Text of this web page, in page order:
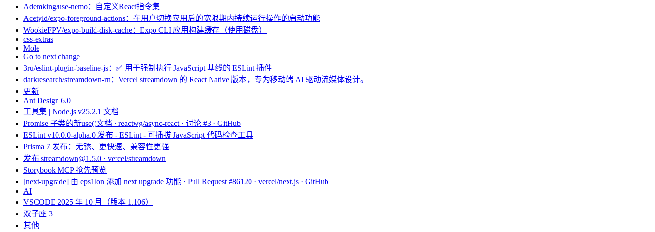
Ademking/use-nemo：自定义React指令集
Acetyld/expo-foreground-actions：在用户切换应用后的宽限期内持续运行操作的启动功能
WookieFPV/expo-build-disk-cache：Expo CLI 应用构建缓存（使用磁盘）
css-extras
Mole
Go to next change
3ru/eslint-plugin-baseline-js：✅ 用于强制执行 JavaScript 基线的 ESLint 插件
darkresearch/streamdown-rn：Vercel streamdown 的 React Native 版本，专为移动端 AI 驱动流媒体设计。
更新
Ant Design 6.0
工具集 | Node.js v25.2.1 文档
Promise 子类的新use()文档 · reactwg/async-react · 讨论 #3 · GitHub
ESLint v10.0.0-alpha.0 发布 - ESLint - 可插拔 JavaScript 代码检查工具
Prisma 7 发布：无锈、更快速、兼容性更强
发布 streamdown@1.5.0 · vercel/streamdown
Storybook MCP 抢先预览
[next-upgrade] 由 eps1lon 添加 next upgrade 功能 · Pull Request #86120 · vercel/next.js · GitHub
AI
VSCODE 2025 年 10 月（版本 1.106）
双子座 3
其他